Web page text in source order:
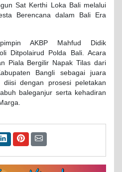
Sat Kerthi Loka Bali melalui
Berencana dalam Bali Era
AKBP Mahfud Didik
Ditpolairud Polda Bali. Acara
Piala Bergilir Napak Tilas dari
Bangli sebagai juara
dengan prosesi peletakan
baleganjur serta kehadiran